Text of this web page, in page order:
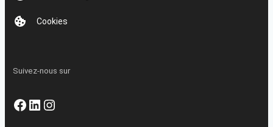
Cookies
Suivez-nous sur
Facebook
LinkedIn
Instagram